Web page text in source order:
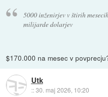
5000 inženirjev v štirih
milijarde dolarjev
$170.000 na mesec v
Utk
::30. maj 2026, 10:20